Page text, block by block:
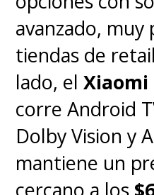
avanzado, muy
tiendas de
lado, elXiaomi
corre Android
Dolby Vision y
mantiene un
cercano a los